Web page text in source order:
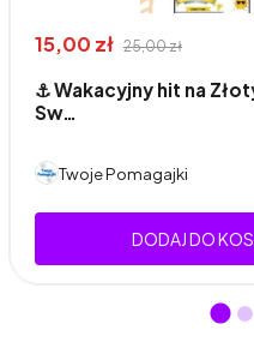
15,00 zł 25,00 zł
⚓ Wakacyjny hit na
Sw…
Twoje Pomagajki
DODAJ DO